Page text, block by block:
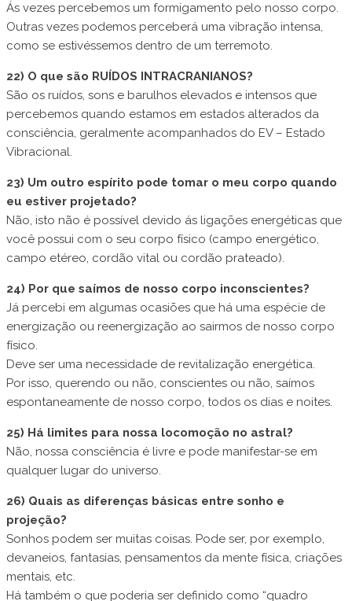
Ás vezes percebemos um formigamento pelo nosso corpo.
Outras vezes podemos perceberá uma vibração intensa,
como se estivéssemos dentro de um terremoto.
22) O que são RUÍDOS INTRACRANIANOS?
São os ruídos, sons e barulhos elevados e intensos que
percebemos quando estamos em estados alterados da
consciência, geralmente acompanhados do EV – Estado
Vibracional.
23) Um outro espírito pode tomar o meu corpo quando
eu estiver projetado?
Não, isto não é possível devido ás ligações energéticas que
você possui com o seu corpo físico (campo energético,
campo etéreo, cordão vital ou cordão prateado).
24) Por que saímos de nosso corpo inconscientes?
Já percebi em algumas ocasiões que há uma espécie de
energização ou reenergização ao sairmos de nosso corpo
físico.
Deve ser uma necessidade de revitalização energética.
Por isso, querendo ou não, conscientes ou não, saímos
espontaneamente de nosso corpo, todos os dias e noites.
25) Há limites para nossa locomoção no astral?
Não, nossa consciência é livre e pode manifestar-se em
qualquer lugar do universo.
26) Quais as diferenças básicas entre sonho e
projeção?
Sonhos podem ser muitas coisas. Pode ser, por exemplo,
devaneios, fantasias, pensamentos da mente física, criações
mentais, etc.
Há também o que poderia ser definido como “quadro